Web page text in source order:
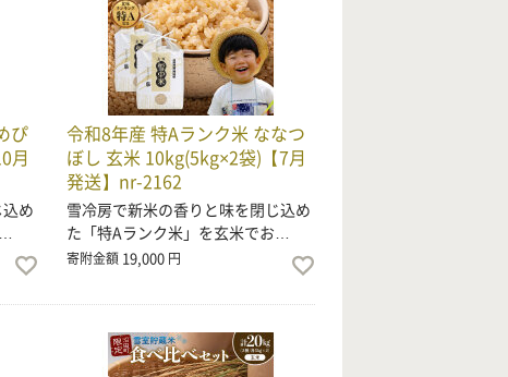
ぴ
月
め
令和8年産 特Aランク米 ななつ
ぼし 玄米 10kg(5kg×2袋)【7月
発送】nr-2162
雪冷房で新米の香りと味を閉じ込め
た「特Aランク米」を玄米でお…
寄附金額 19,000 円